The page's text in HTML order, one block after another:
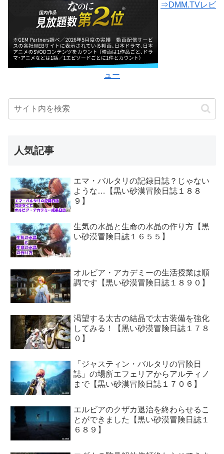
⇒DMM.TVレビ
ュー
人気記事
エマ・バルタリの記録日誌？じゃない
ような…【黒い砂漠冒険日誌１８８
９】
生気の水晶と生命の水晶の作り方【黒
い砂漠冒険日誌１６５５】
オルビア・アカデミーの生活授業は順
調です【黒い砂漠冒険日誌１８９０】
渇望する太古の結晶で太古装備を強化
してみる！【黒い砂漠冒険日誌１７８
０】
「ジャスティン・バルタリの冒険日
誌」の場所エフェリアからアルティノ
まで【黒い砂漠冒険日誌１７０６】
エルビアのクザカ退治を終わらせるこ
とができました【黒い砂漠冒険日誌１
６８９】